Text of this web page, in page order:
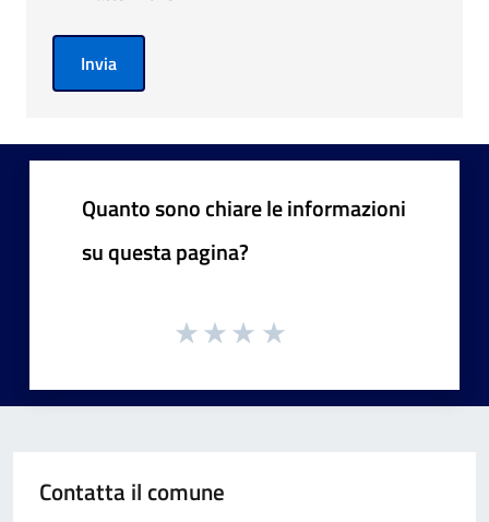
Invia
Quanto sono chiare le informazioni
su questa pagina?
Contatta il comune